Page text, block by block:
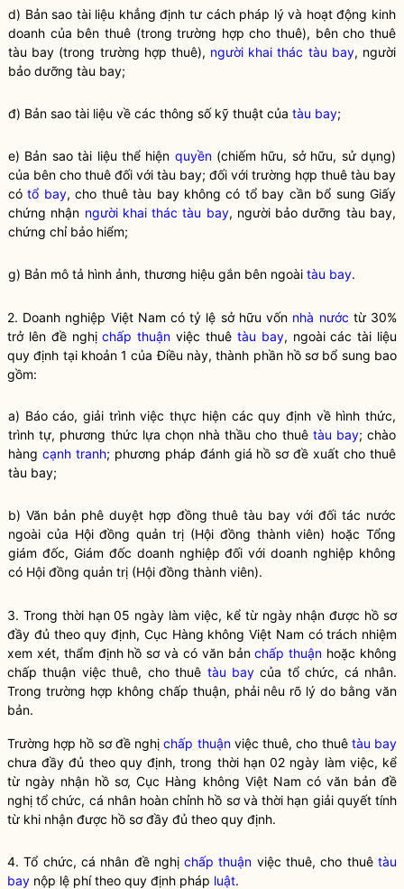
d) Bản sao tài liệu khẳng định tư cách pháp lý và hoạt động kinh
doanh của bên thuê (trong trường hợp cho thuê), bên cho thuê
tàu bay (trong trường hợp thuê), người khai thác tàu bay, người
bảo dưỡng tàu bay;
đ) Bản sao tài liệu về các thông số kỹ thuật của tàu bay;
e) Bản sao tài liệu thể hiện quyền(chiếm hữu, sở hữu, sử dụng)
của bên cho thuê đối với tàu bay; đối với trường hợp thuê tàu bay
cótổ bay, cho thuê tàu bay không có tổ bay cần bổ sung Giấy
chứng nhận người khai thác tàu bay, người bảo dưỡng tàu bay,
chứng chỉ bảo hiểm;
g) Bản mô tả hình ảnh, thương hiệu gắn bên ngoài tàu bay.
2. Doanh nghiệp Việt Nam có tỷ lệ sở hữu vốn nhà nước từ 30%
trở lên đề nghịchấp thuận việc thuê tàu bay, ngoài các tài liệu
quy định tại khoản 1 của Điều này, thành phần hồ sơ bổ sung bao
gồm:
a) Báo cáo, giải trình việc thực hiện các quy định về hình thức,
trình tự, phương thức lựa chọn nhà thầu cho thuê tàu bay; chào
hàng cạnh tranh; phương pháp đánh giá hồ sơ đề xuất cho thuê
tàu bay;
b) Văn bản phê duyệt hợp đồng thuê tàu bay với đối tác nước
ngoài của Hội đồng quản trị (Hội đồng thành viên) hoặc Tổng
giám đốc, Giám đốc doanh nghiệp đối với doanh nghiệp không
có Hội đồng quản trị (Hội đồng thành viên).
3. Trong thời hạn 05 ngày làm việc, kể từ ngày nhận được hồ sơ
đầy đủ theo quy định, Cục Hàng không Việt Nam có trách nhiệm
xem xét, thẩm định hồ sơ và có văn bảnchấp thuận hoặc không
chấp thuận việc thuê, cho thuê tàu baycủa tổ chức, cá nhân.
Trong trường hợp không chấp thuận, phải nêu rõ lý do bằng văn
bản.
Trường hợp hồ sơ đề nghịchấp thuậnviệc thuê, cho thuê tàu bay
chưa đầy đủ theo quy định, trong thời hạn 02 ngày làm việc, kể
từ ngày nhận hồ sơ, Cục Hàng không Việt Nam có văn bản đề
nghị tổ chức, cá nhân hoàn chỉnh hồ sơ và thời hạn giải quyết tính
từ khi nhận được hồ sơ đầy đủ theo quy định.
4. Tổ chức, cá nhân đề nghịchấp thuận việc thuê, cho thuêtàu
bay nộp lệ phí theo quy định pháp luật.